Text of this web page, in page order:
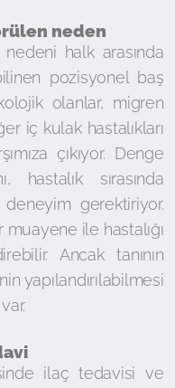
neden
halk arasında
pozisyonel baş
olanlar, migren
iç kulak hastalıkları
çıkıyor. Denge
hastalık sırasında
gerektiriyor.
ile hastalığı
Ancak tanının
yapılandırılabilmesi
ilaç tedavisi ve